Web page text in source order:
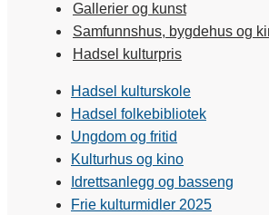
Gallerier og kunst
Samfunnshus, bygdehus og
Hadsel kulturpris
Hadsel kulturskole
Hadsel folkebibliotek
Ungdom og fritid
Kulturhus og kino
Idrettsanlegg og basseng
Frie kulturmidler 2025